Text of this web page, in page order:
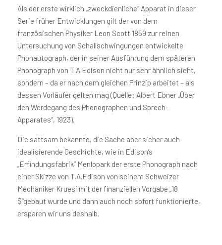
Als der erste wirklich „zweckdienliche“ Apparat in dieser
Serie früher Entwicklungen gilt der von dem
französischen Physiker Leon Scott 1859 zur reinen
Untersuchung von Schallschwingungen entwickelte
Phonautograph, der in seiner Ausführung dem späteren
Phonograph von T.A.Edison nicht nur sehr ähnlich sieht,
sondern – da er nach dem gleichen Prinzip arbeitet – als
dessen Vorläufer gelten mag (Quelle: Albert Ebner „Über
den Werdegang des Phonographen und Sprech-
Apparates“, 1923).
Die sattsam bekannte, die Sache aber sicher auch
idealisierende Geschichte, wie in Edison’s
„Erfindungsfabrik“ Menlopark der erste Phonograph nach
einer Skizze von T.A.Edison von seinem Schweizer
Mechaniker Kruesi mit der finanziellen Vorgabe „18
$“gebaut wurde und dann auch noch sofort funktionierte,
ersparen wir uns deshalb.